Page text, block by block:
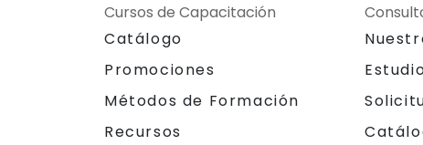
Cursos de Capacitación
Catálogo
Promociones
Métodos de Formación
Recursos